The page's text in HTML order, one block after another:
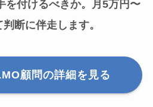
を付けるべきか。月5万円〜
断に伴走します。
顧問の詳細を見る